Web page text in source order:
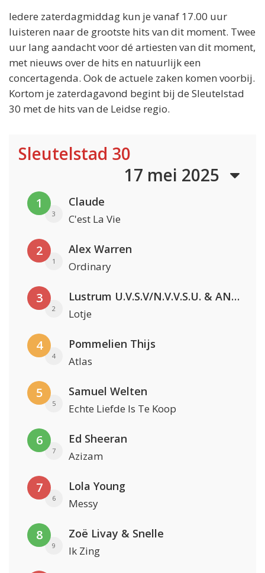
Iedere zaterdagmiddag kun je vanaf 17.00 uur
luisteren naar de grootste hits van dit moment. Twee
uur lang aandacht voor dé artiesten van dit moment,
met nieuws over de hits en natuurlijk een
concertagenda. Ook de actuele zaken komen voorbij.
Kortom je zaterdagavond begint bij de Sleutelstad
30 met de hits van de Leidse regio.
Sleutelstad 30
17 mei 2025
1
3
Claude
C'est La Vie
2
1
Alex Warren
Ordinary
3
2
Lustrum U.V.S.V/N.V.V.S.U. & ANNO ONS & Jopke van Dobbenburgh & Roeland Beelen
Lotje
4
4
Pommelien Thijs
Atlas
5
5
Samuel Welten
Echte Liefde Is Te Koop
6
7
Ed Sheeran
Azizam
7
6
Lola Young
Messy
8
9
Zoë Livay & Snelle
Ik Zing